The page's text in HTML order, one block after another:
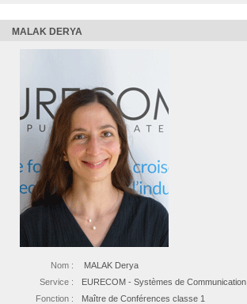
MALAK DERYA
Nom :
MALAK Derya
Service :
EURECOM - Systèmes de Communication
Fonction :
Maître de Conférences classe 1